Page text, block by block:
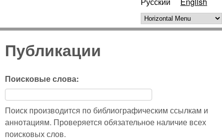
Horizontal Menu
Публикации
Поисковые слова:
Поиск производится по библиографическим ссылкам и
аннотациям. Проверяется обязательное наличие всех
поисковых слов.